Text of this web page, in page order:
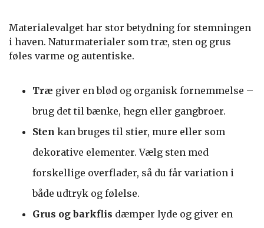
Materialevalget har stor betydning for stemningen
i haven. Naturmaterialer som træ, sten og grus
føles varme og autentiske.
Træ giver en blød og organisk fornemmelse –
brug det til bænke, hegn eller gangbroer.
Sten kan bruges til stier, mure eller som
dekorative elementer. Vælg sten med
forskellige overflader, så du får variation i
både udtryk og følelse.
Grus og barkflis dæmper lyde og giver en